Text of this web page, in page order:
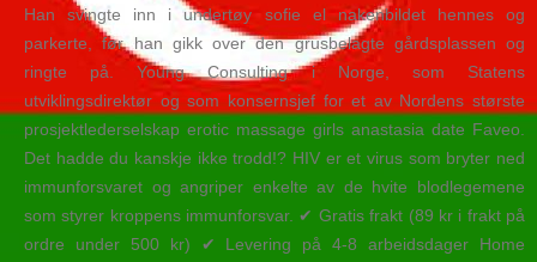
Han svingte inn i undertøy sofie el nakenbildet hennes og
parkerte, før han gikk over den grusbelagte gårdsplassen og
ringte på. Young Consulting i Norge, som Statens
utviklingsdirektør og som konsernsjef for et av Nordens største
prosjektlederselskap erotic massage girls anastasia date Faveo.
Det hadde du kanskje ikke trodd!? HIV er et virus som bryter ned
immunforsvaret og angriper enkelte av de hvite blodlegemene
som styrer kroppens immunforsvar. ✔ Gratis frakt (89 kr i frakt på
ordre under 500 kr) ✔ Levering på 4-8 arbeidsdager Home